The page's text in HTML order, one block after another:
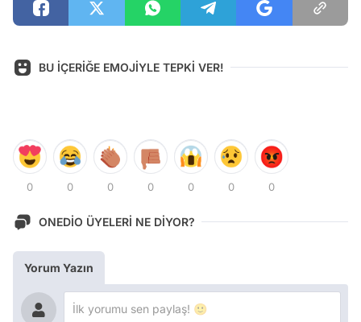
BU İÇERİĞE EMOJİYLE TEPKİ VER!
0 0 0 0 0 0 0
ONEDİO ÜYELERİ NE DİYOR?
Yorum Yazın